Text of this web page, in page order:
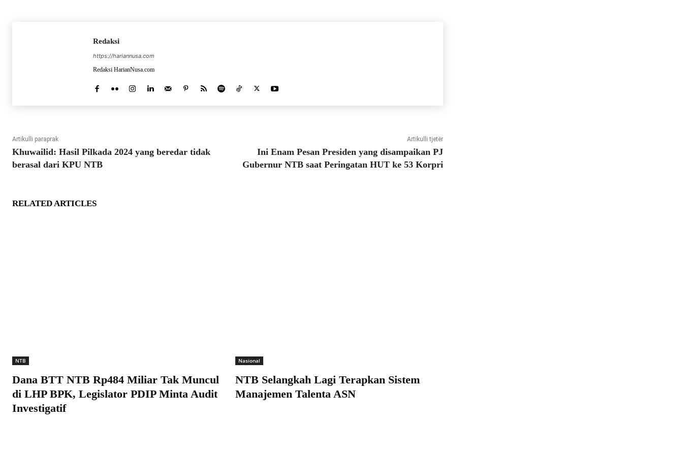
Redaksi
https://hariannusa.com
Redaksi HarianNusa.com
Artikulli paraprak
Khuwailid: Hasil Pilkada 2024 yang beredar tidak
berasal dari KPU NTB
Artikulli tjetër
Ini Enam Pesan Presiden yang disampaikan PJ
Gubernur NTB saat Peringatan HUT ke 53 Korpri
RELATED ARTICLES
NTB
Dana BTT NTB Rp484 Miliar Tak Muncul
di LHP BPK, Legislator PDIP Minta Audit
Investigatif
Nasional
NTB Selangkah Lagi Terapkan Sistem
Manajemen Talenta ASN